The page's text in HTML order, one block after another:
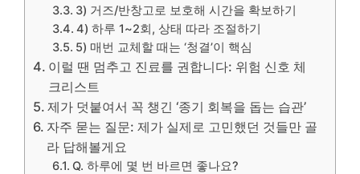
3) 거즈/반창고로 보호해 시간을 확보하기
4) 하루 1~2회, 상태 따라 조절하기
5) 매번 교체할 때는 ‘청결’이 핵심
이럴 땐 멈추고 진료를 권합니다: 위험 신호 체
크리스트
제가 덧붙여서 꼭 챙긴 ‘종기 회복을 돕는 습관’
자주 묻는 질문: 제가 실제로 고민했던 것들만 골
라 답해볼게요
Q. 하루에 몇 번 바르면 좋나요?